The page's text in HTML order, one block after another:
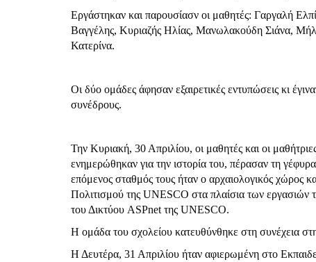
Εργάστηκαν και παρουσίασν οι μαθητές: Γαργαλή
Βαγγέλης, Κυριαζής Ηλίας, Μανωλακούδη Σιάνα,
Κατερίνα.
Οι δύο ομάδες άφησαν εξαιρετικές εντυπώσεις κι
συνέδρους.
Την Κυριακή, 30 Απριλίου, οι μαθητές και οι
ενημερώθηκαν για την ιστορία του, πέρασαν τη
επόμενος σταθμός τους ήταν ο αρχαιολογικός
Πολιτισμού της UNESCO στα πλαίσια των εργασιών
του Δικτύου ASPnet της UNESCO.
H ομάδα του σχολείου κατευθύνθηκε στη συνέχεια
Η Δευτέρα, 31 Απριλίου ήταν αφιερωμένη στο